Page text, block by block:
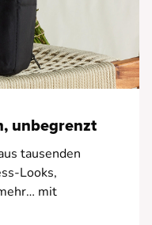
unbegrenzt
tausenden
Looks,
mit